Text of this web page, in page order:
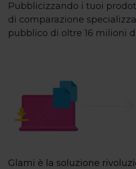
Pubblicizzando i tuoi
di comparazione
pubblico di oltre 16 milioni
Glami è la soluzione